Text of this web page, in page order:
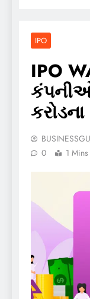
IPO
IPO
0
1 Mins